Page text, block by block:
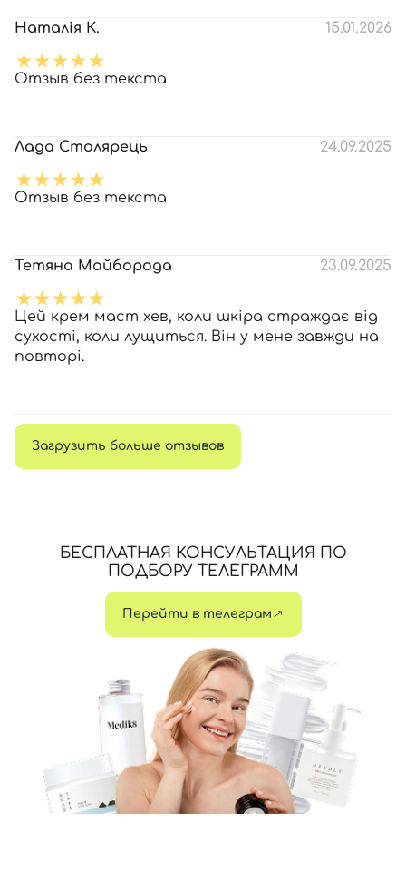
Наталія К. 15.01.2026
Отзыв без текста
Лада Столярець 24.09.2025
Отзыв без текста
Тетяна Майборода 23.09.2025
Цей крем маст хев, коли шкіра страждає від
сухості, коли лущиться. Він у мене завжди на
повторі.
Загрузить больше отзывов
БЕСПЛАТНАЯ КОНСУЛЬТАЦИЯ ПО
ПОДБОРУ ТЕЛЕГРАММ
Перейти в телеграм